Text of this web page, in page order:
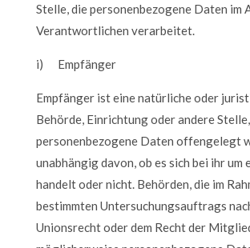
Stelle, die personenbezogene Daten im
Verantwortlichen verarbeitet.
i) Empfänger
Empfänger ist eine natürliche oder
Behörde, Einrichtung oder andere
personenbezogene Daten offengelegt
unabhängig davon, ob es sich bei ihr um
handelt oder nicht. Behörden, die im
bestimmten Untersuchungsauftrags
Unionsrecht oder dem Recht der